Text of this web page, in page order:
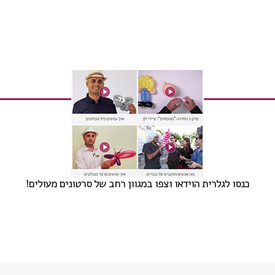
כנסו לגלרית הוידאו וצפו במגוון רחב של סרטונים מעולים!